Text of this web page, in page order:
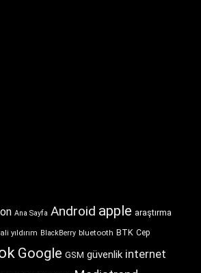
Ana Sayfa Android apple araştırma
yıldırım BlackBerry bluetooth BTK Cep
Google GSM güvenlik internet